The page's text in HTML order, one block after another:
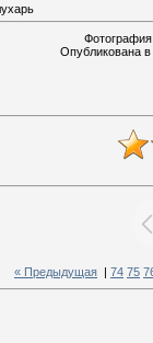
Фотография
Опубликована в
« Предыдущая 74 75